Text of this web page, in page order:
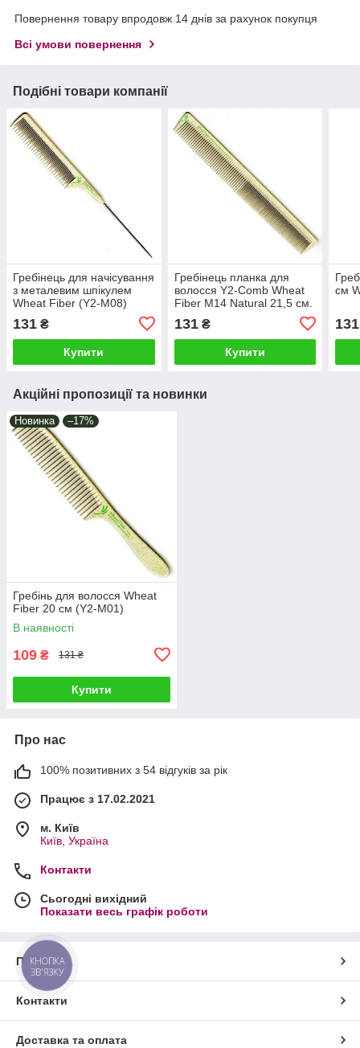
Повернення товару впродовж 14 днів за рахунок покупця
Всі умови повернення
Подібні товари компанії
Гребінець для начісування
з металевим шпікулем
Wheat Fiber (Y2-M08)
131 ₴
Купити
Гребінець планка для
волосся Y2-Comb Wheat
Fiber M14 Natural 21,5 см.
131₴
Купити
см
131
Акційні пропозиції та новинки
Новинка –17%
Гребінь для волосся Wheat
Fiber 20 см (Y2-M01)
В наявності
109 ₴ 131 ₴
Купити
Про нас
100% позитивних з 54 відгуків за рік
Працює з 17.02.2021
м. Київ
Київ, Україна
Контакти
Сьогодні вихідний
Показати весь графік роботи
Про нас
Контакти
Доставка та оплата
КНОПКА
ЗВ'ЯЗКУ